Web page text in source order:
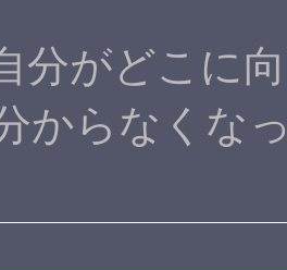
がどこに
からなくな